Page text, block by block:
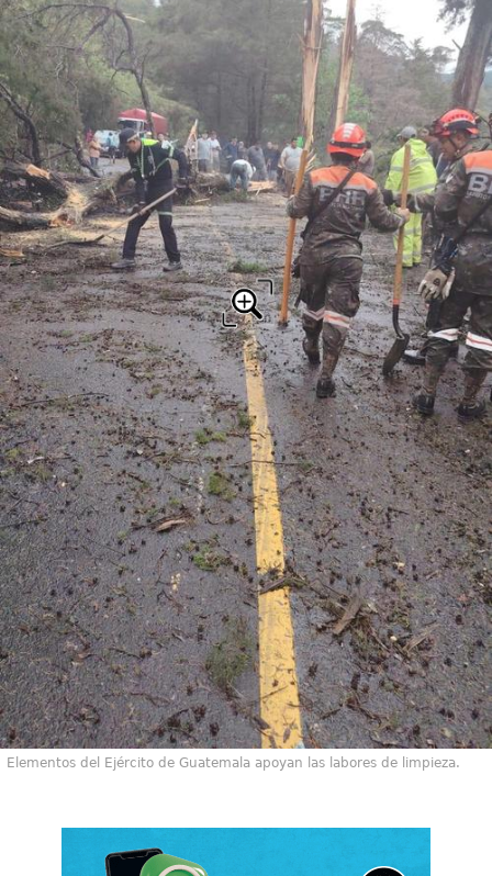
Elementos del Ejército de Guatemala apoyan las labores de limpieza.